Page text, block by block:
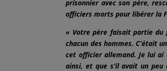
prisonnier avec son père,
officiers morts pour libérer la
« Votre père faisait partie du
chacun des hommes. C’était
cet officier allemand. Je lui ai
ainsi, et que s’il avait un